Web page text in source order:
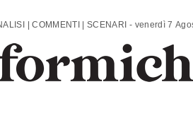
ANALISI | COMMENTI | SCENARI -